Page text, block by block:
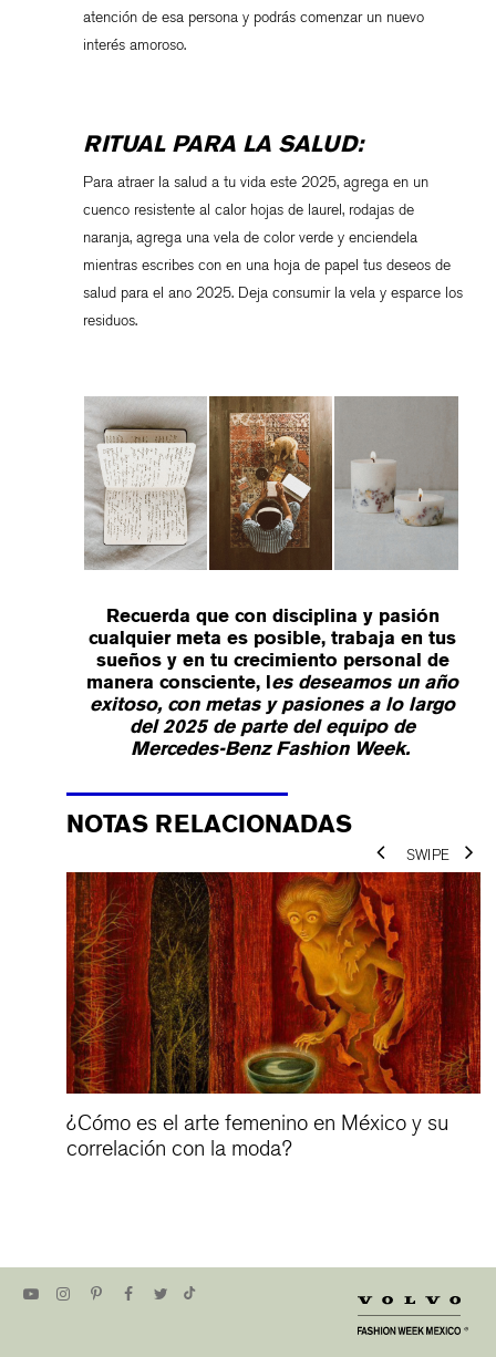
atención de esa persona y podrás comenzar un nuevo
interés amoroso.
RITUAL PARA LA SALUD:
Para atraer la salud a tu vida este 2025, agrega en un
cuenco resistente al calor hojas de laurel, rodajas de
naranja, agrega una vela de color verde y enciendela
mientras escribes con en una hoja de papel tus deseos de
salud para el ano 2025. Deja consumir la vela y esparce los
residuos.
Recuerda que con disciplina y pasión
cualquier meta es posible, trabaja en tus
sueños y en tu crecimiento personal de
manera consciente, les deseamos un año
exitoso, con metas y pasiones a lo largo
del 2025 de parte del equipo de
Mercedes-Benz Fashion Week.
NOTAS RELACIONADAS
¿Cómo es el arte femenino en México y su
correlación con la moda?